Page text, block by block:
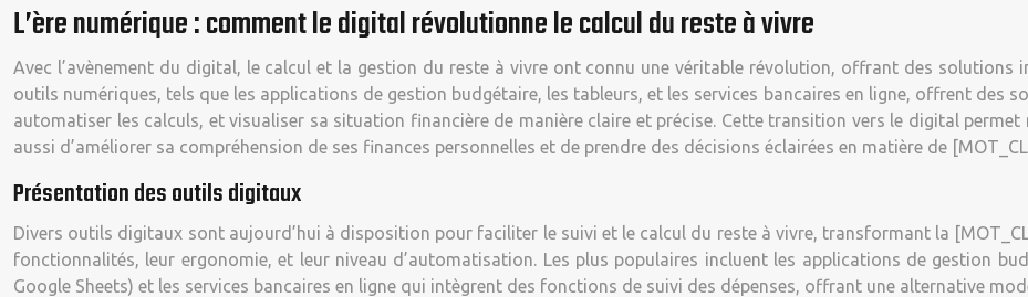
L’ère numérique : comment le digital révolutionne le calcul du reste à vivre
Avec l’avènement du digital, le calcul et la gestion du reste à vivre ont connu une véritable révolution, offrant des solutions
outils numériques, tels que les applications de gestion budgétaire, les tableurs, et les services bancaires en ligne, offrent des
automatiser les calculs, et visualiser sa situation financière de manière claire et précise. Cette transition vers le digital permet
aussi d’améliorer sa compréhension de ses finances personnelles et de prendre des décisions éclairées en matière de
Présentation des outils digitaux
Divers outils digitaux sont aujourd’hui à disposition pour faciliter le suivi et le calcul du reste à vivre, transformant la
fonctionnalités, leur ergonomie, et leur niveau d’automatisation. Les plus populaires incluent les applications de gestion
Google Sheets) et les services bancaires en ligne qui intègrent des fonctions de suivi des dépenses, offrant une alternative